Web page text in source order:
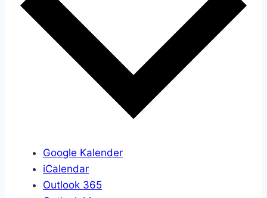
Google Kalender
iCalendar
Outlook 365